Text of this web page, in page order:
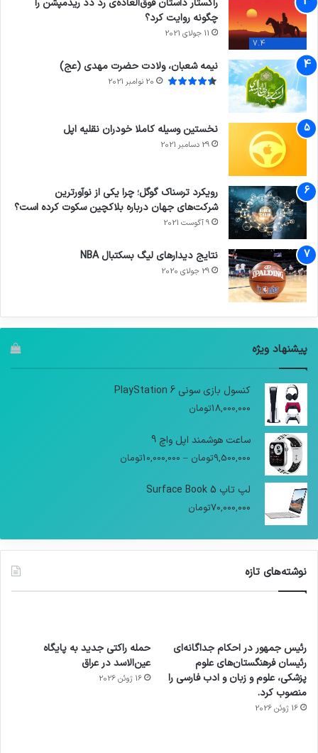
7.4
راکستار داستان فوق‌العاده‌ی رد دد ریدمپشن را
چگونه روایت کرد؟
11 جولای 2021
نیمه شعبان، ولادت حضرت مهدی (عج)
20 نوامبر 2021
نخستین وسیله کاملا خودران نقلیه اپل
29 دسامبر 2021
رویکرد ترسناک گوگل؛ چرا یکی از نوآورترین
شرکت‌های جهان درباره بلاکچین سکوت کرده است؟
9 آگوست 2021
نتایج دیدار‌های لیگ بسکتبال NBA
29 جولای 2020
پیشنهاد ویژه
کنسول بازی سونی PlayStation 6
18,000,000تومان
ساعت هوشمند اپل واچ 9
9,500,000تومان –
10,000,000تومان
لپ تاپ Surface Book 5
70,000,000تومان
نوشته‌های تازه
رئیس جمهور در احکام جداگانه‌ای
رئیسان فرهنگستان‌های علوم
پزشکی، علوم و زبان و ادب فارسی را
منصوب کرد.
16 ژوئن 2026
حمله راکتی جدید به پایگاه
عین‌الاسد در عراق
16 ژوئن 2026